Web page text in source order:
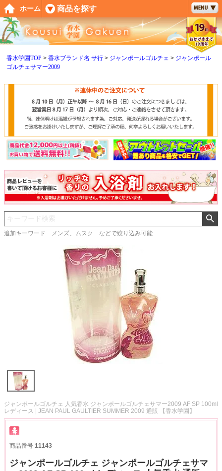
香水学園TOP 香水ブランド名 サ行 ジャンポールゴルチェ
ジャンポール
ゴルチェサマー2009
追加キーワード メンズ、ムスク などで絞り込み可能
ジャンポールゴルチェ 人気香水 ジャンポールゴルチェサマー2009 AF SP 100ml
レディース | JEAN PAUL GAULTIER SUMMER 2009 通販 【香水学園】
商品番号 11143
ジャンポールゴルチェ ジャンポールゴルチェサマ
ペー
ジト
ップ
へ
ホーム 商品を探す